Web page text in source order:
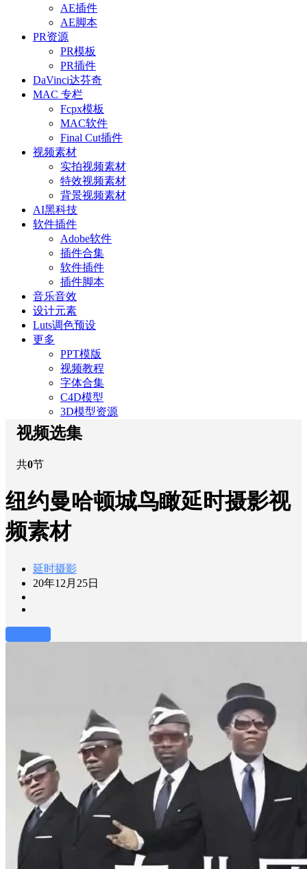
AE插件
AE脚本
PR资源
PR模板
PR插件
DaVinci达芬奇
MAC 专栏
Fcpx模板
MAC软件
Final Cut插件
视频素材
实拍视频素材
特效视频素材
背景视频素材
AI黑科技
软件插件
Adobe软件
插件合集
软件插件
插件脚本
音乐音效
设计元素
Luts调色预设
更多
PPT模版
视频教程
字体合集
C4D模型
3D模型资源
视频选集
共0节
纽约曼哈顿城鸟瞰延时摄影视
频素材
延时摄影
20年12月25日